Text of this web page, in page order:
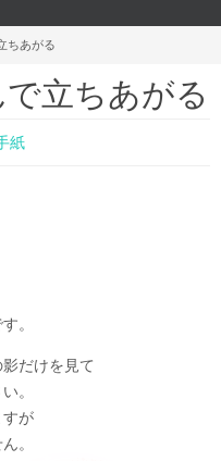
ちあがる
立ちあがる
紙
。
だけを見て
。
すが
。